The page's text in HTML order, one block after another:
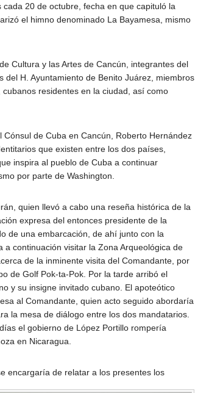
20 de octubre, fecha en que capituló la
el himno denominado La Bayamesa, mismo
Cultura y las Artes de Cancún, integrantes del
H. Ayuntamiento de Benito Juárez, miembros
residentes en la ciudad, así como
de Cuba en Cancún, Roberto Hernández
que existen entre los dos países,
inspira al pueblo de Cuba a continuar
por parte de Washington.
quien llevó a cabo una reseña histórica de la
expresa del entonces presidente de la
de una embarcación, de ahí junto con la
continuación visitar la Zona Arqueológica de
de la inminente visita del Comandante, por
de Golf Pok-ta-Pok. Por la tarde arribó el
y su insigne invitado cubano. El apoteótico
al Comandante, quien acto seguido abordaría
la mesa de diálogo entre los dos mandatarios.
el gobierno de López Portillo rompería
en Nicaragua.
encargaría de relatar a los presentes los